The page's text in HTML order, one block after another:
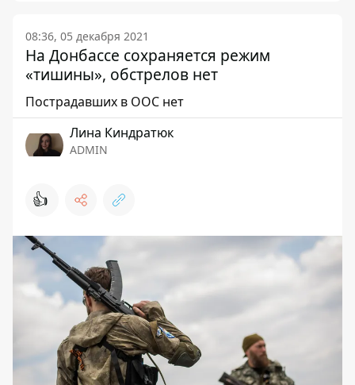
08:36, 05 декабря 2021
На Донбассе сохраняется режим
«тишины», обстрелов нет
Пострадавших в ООС нет
Лина Киндратюк
ADMIN
👍